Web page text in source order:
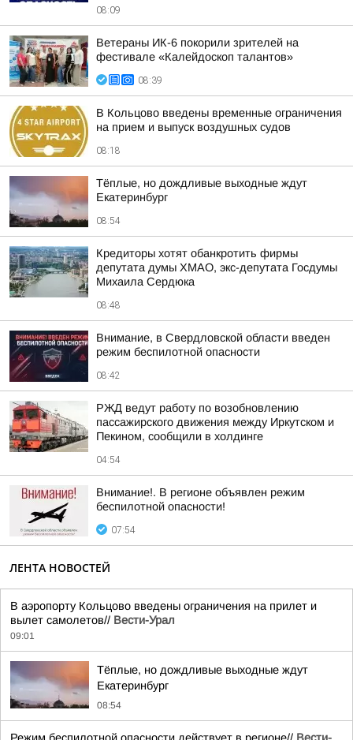
08:09
Ветераны ИК-6 покорили зрителей на
фестивале «Калейдоскоп талантов»
08:39
В Кольцово введены временные ограничения
на прием и выпуск воздушных судов
08:18
Тёплые, но дождливые выходные ждут
Екатеринбург
08:54
Кредиторы хотят обанкротить фирмы
депутата думы ХМАО, экс-депутата Госдумы
Михаила Сердюка
08:48
Внимание, в Свердловской области введен
режим беспилотной опасности
08:42
РЖД ведут работу по возобновлению
пассажирского движения между Иркутском и
Пекином, сообщили в холдинге
04:54
Внимание!. В регионе объявлен режим
беспилотной опасности!
07:54
ЛЕНТА НОВОСТЕЙ
В аэропорту Кольцово введены ограничения на прилет и
вылет самолетов// Вести-Урал
09:01
Тёплые, но дождливые выходные ждут
Екатеринбург
08:54